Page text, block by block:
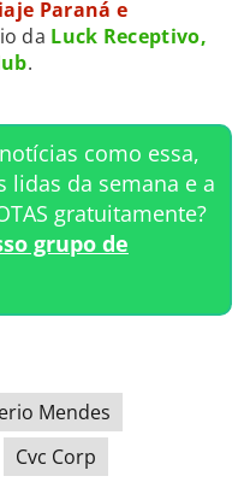
Paraná e
da Luck Receptivo,
.
como essa,
lidas da semana e a
gratuitamente?
grupo de
Mendes
Cvc Corp